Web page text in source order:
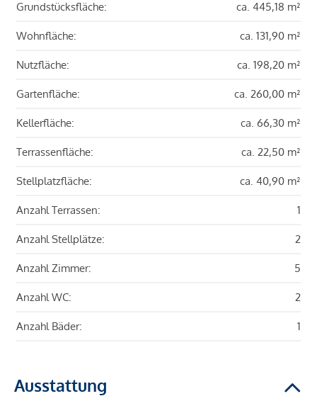
Grundstücksfläche: ca. 445,18 m²
Wohnfläche: ca. 131,90 m²
Nutzfläche: ca. 198,20 m²
Gartenfläche: ca. 260,00 m²
Kellerfläche: ca. 66,30 m²
Terrassenfläche: ca. 22,50 m²
Stellplatzfläche: ca. 40,90 m²
Anzahl Terrassen: 1
Anzahl Stellplätze: 2
Anzahl Zimmer: 5
Anzahl WC: 2
Anzahl Bäder: 1
Ausstattung